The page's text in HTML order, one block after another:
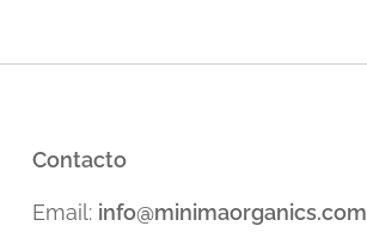
Contacto
Email: info@minimaorganics.com